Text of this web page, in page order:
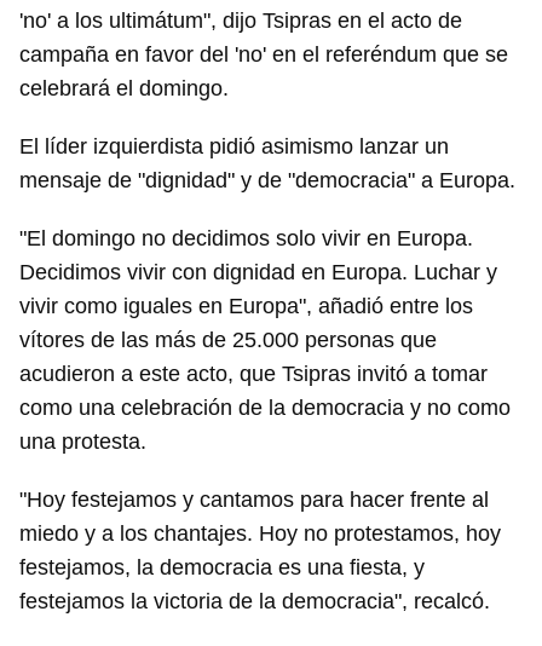
'no' a los ultimátum", dijo Tsipras en el acto de
campaña en favor del 'no' en el referéndum que se
celebrará el domingo.
El líder izquierdista pidió asimismo lanzar un
mensaje de "dignidad" y de "democracia" a Europa.
"El domingo no decidimos solo vivir en Europa.
Decidimos vivir con dignidad en Europa. Luchar y
vivir como iguales en Europa", añadió entre los
vítores de las más de 25.000 personas que
acudieron a este acto, que Tsipras invitó a tomar
como una celebración de la democracia y no como
una protesta.
"Hoy festejamos y cantamos para hacer frente al
miedo y a los chantajes. Hoy no protestamos, hoy
festejamos, la democracia es una fiesta, y
festejamos la victoria de la democracia", recalcó.